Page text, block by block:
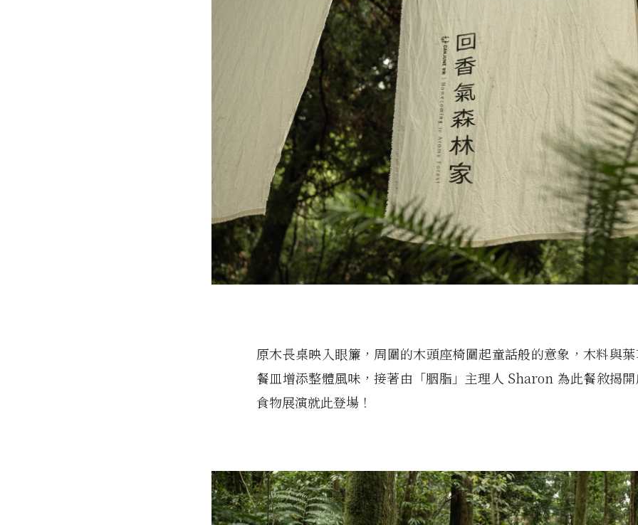
原木長桌映入眼簾，周圍的木頭座椅圍起童話般的意象，木料與
餐皿增添整體風味，接著由「胭脂」主理人 Sharon 為此餐敘揭
食物展演就此登場！